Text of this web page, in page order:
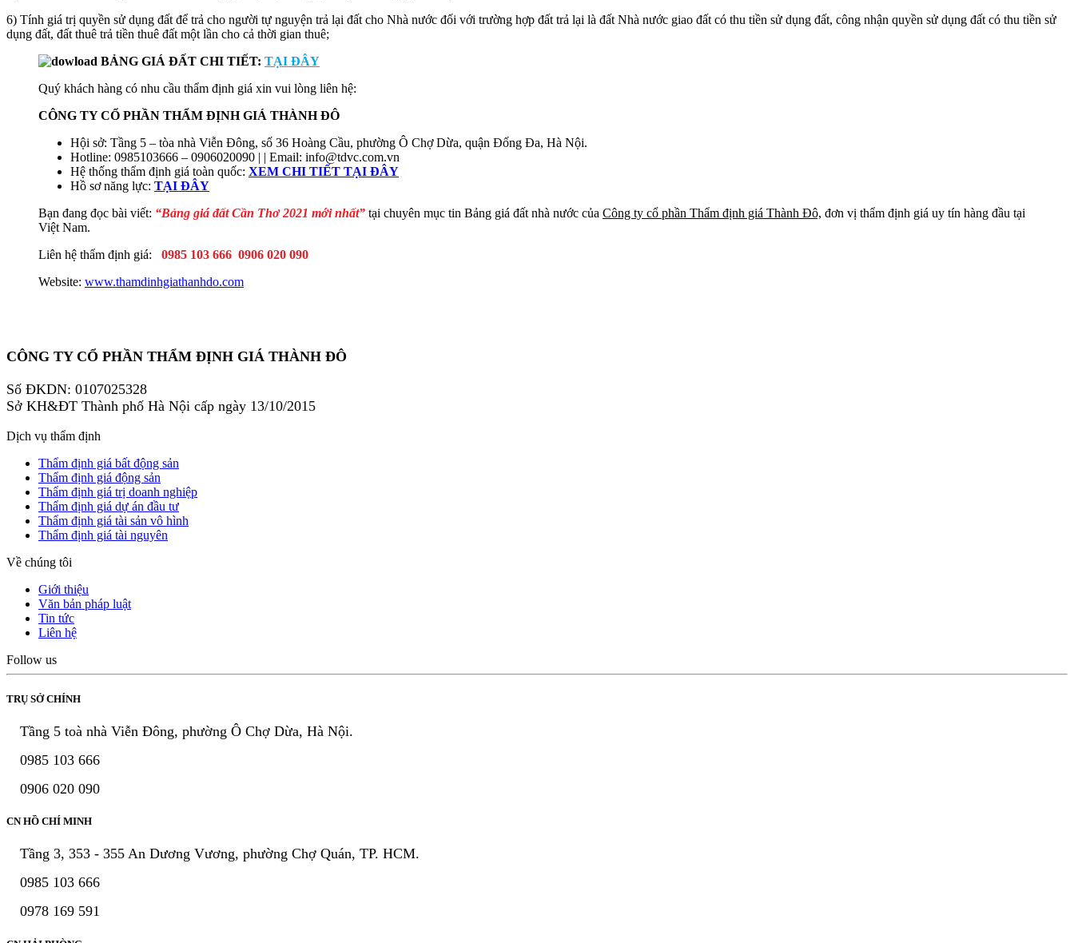
6) Tính giá trị quyền sử dụng đất để trả cho người tự nguyện trả lại đất cho Nhà nước đối với trường hợp đất trả lại là đất Nhà nước giao đất có thu tiền sử dụng đất, công nhận quyền sử dụng đất có thu tiền sử
dụng đất, đất thuê trả tiền thuê đất một lần cho cả thời gian thuê;
BẢNG GIÁ ĐẤT CHI TIẾT: TẠI ĐÂY
Quý khách hàng có nhu cầu thẩm định giá xin vui lòng liên hệ:
CÔNG TY CỔ PHẦN THẨM ĐỊNH GIÁ THÀNH ĐÔ
Hội sở: Tầng 5 – tòa nhà Viễn Đông, số 36 Hoàng Cầu, phường Ô Chợ Dừa, quận Đống Đa, Hà Nội.
Hotline: 0985103666 – 0906020090 | | Email: info@tdvc.com.vn
Hệ thống thẩm định giá toàn quốc: XEM CHI TIẾT TẠI ĐÂY
Hồ sơ năng lực: TẠI ĐÂY
Bạn đang đọc bài viết: “Bảng giá đất Cần Thơ 2021 mới nhất” tại chuyên mục tin Bảng giá đất nhà nước của Công ty cổ phần Thẩm định giá Thành Đô, đơn vị thẩm định giá uy tín hàng đầu tại
Việt Nam.
Liên hệ thẩm định giá:
0985 103 666 0906 020 090
Website: www.thamdinhgiathanhdo.com
CÔNG TY CỔ PHẦN THẨM ĐỊNH GIÁ THÀNH ĐÔ
Số ĐKDN: 0107025328
Sở KH&ĐT Thành phố Hà Nội cấp ngày 13/10/2015
Dịch vụ thẩm định
Thẩm định giá bất động sản
Thẩm định giá động sản
Thẩm định giá trị doanh nghiệp
Thẩm định giá dự án đầu tư
Thẩm định giá tài sản vô hình
Thẩm định giá tài nguyên
Về chúng tôi
Giới thiệu
Văn bản pháp luật
Tin tức
Liên hệ
Follow us
TRỤ SỞ CHÍNH
Tầng 5 toà nhà Viễn Đông, phường Ô Chợ Dừa, Hà Nội.
0985 103 666
0906 020 090
CN HỒ CHÍ MINH
Tầng 3, 353 - 355 An Dương Vương, phường Chợ Quán, TP. HCM.
0985 103 666
0978 169 591